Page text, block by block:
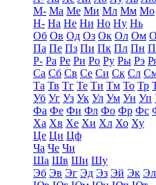
М- Ма Ме Ми Мл Мм Мо
Н- На Не Ни Но Ну Нь
Об Ов Од Оз Ок Ол Ом
Па Пе Пз Пи Пк Пл Пн
Р- Ра Ре Ри Ро Ру Ры Рэ
Са Сб Св Се Си Ск Сл
Та Тв Тг Те Ти Тм То Тр
Уб Уг Уз Ук Ул Ум Ун Уп
Фа Фе Фи Фл Фо Фр Фс
Ха Хв Хе Хи Хл Хо Ху
Це Ци Цф
Ча Че Чи
Ша Шв Ши Шу
Эб Эв Эг Эд Эз Эй Эк Эл